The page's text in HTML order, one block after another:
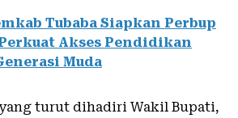
Tubaba Siapkan Perbup
Perkuat Akses Pendidikan
Muda
turut dihadiri Wakil Bupati,